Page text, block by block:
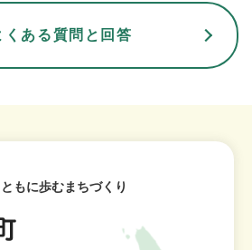
くある質問と回答
もに歩むまちづくり